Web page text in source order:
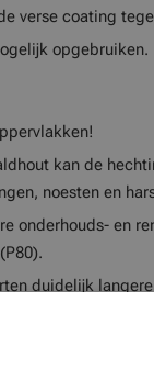
verse coating
opgebruiken.
kan de
noesten en
onderhouds- en
duidelijk
ondergrond door